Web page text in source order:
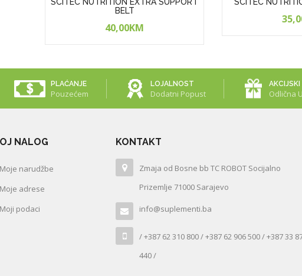
BELT
40,00KM
PLAĆANJE
Pouzećem
LOJALNOST
Dodatni Popust
AKCIJSKI
Odlična
NALOG
Moje narudžbe
Moje adrese
Moji podaci
KONTAKT
Zmaja od Bosne bb TC ROBOT Socijalno
Prizemlje 71000 Sarajevo
info@suplementi.ba
/ +387 62 310 800 / +387 62 906 500 / +387 33
440 /